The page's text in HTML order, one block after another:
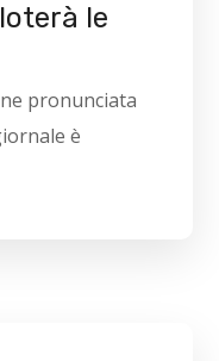
le
pronunciata
è